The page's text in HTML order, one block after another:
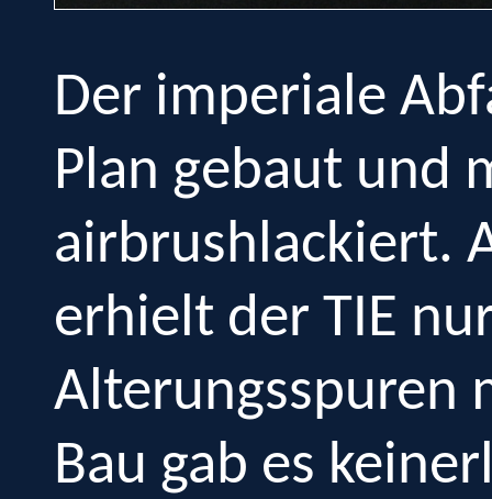
Der imperiale
Plan gebaut und
airbrushlackiert.
erhielt der TIE
Alterungsspuren
Bau gab es